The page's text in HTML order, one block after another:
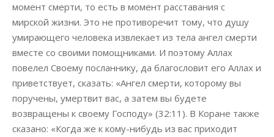
момент смерти, то есть в момент расставания с
мирской жизни. Это не противоречит тому, что душу
умирающего человека извлекает из тела ангел смерти
вместе со своими помощниками. И поэтому Аллах
повелел Своему посланнику, да благословит его Аллах и
приветствует, сказать: «Ангел смерти, которому вы
поручены, умертвит вас, а затем вы будете
возвращены к своему Господу» (32:11). В Коране также
сказано: «Когда же к кому-нибудь из вас приходит